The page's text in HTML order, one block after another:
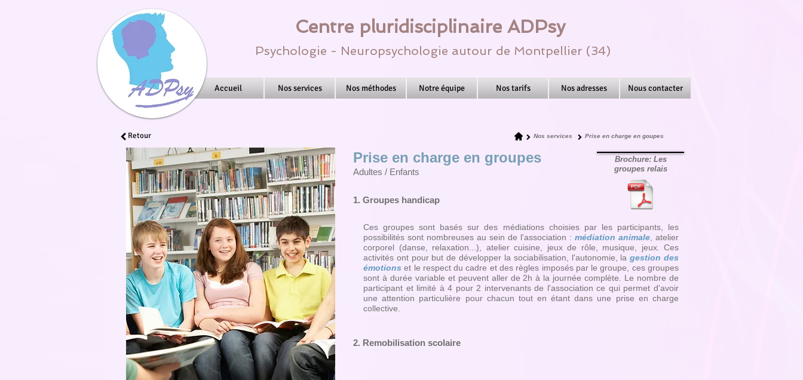
Accueil Nos services Nos méthodes Notre équipe Nos tarifs Nos adresses Nous contacter
Centre pluridisciplinaire ADPsy
Psychologie - Neuropsychologie autour de Montpellier (34)
Retour Prise en charge en goupes
Nos services
Prise en charge en groupes
Adultes / Enfants
2. Remobilisation scolaire
Ces groupes sont basés sur des médiations choisies par les participants, les
possibilités sont nombreuses au sein de l'association : médiation animale , atelier
corporel (danse, relaxation...), atelier cuisine, jeux de rôle, musique, jeux. Ces
activités ont pour but de développer la sociabilisation, l'autonomie, lagestion des
émotions et le respect du cadre et des règles imposés par le groupe, ces groupes
sont à durée variable et peuvent aller de 2h à la journée complète. Le nombre de
participant et limité à 4 pour 2 intervenants de l'association ce qui permet d'avoir
une attention particulière pour chacun tout en étant dans une prise en charge
collective.
1. Groupes handicap
Brochure: Les
groupes relais